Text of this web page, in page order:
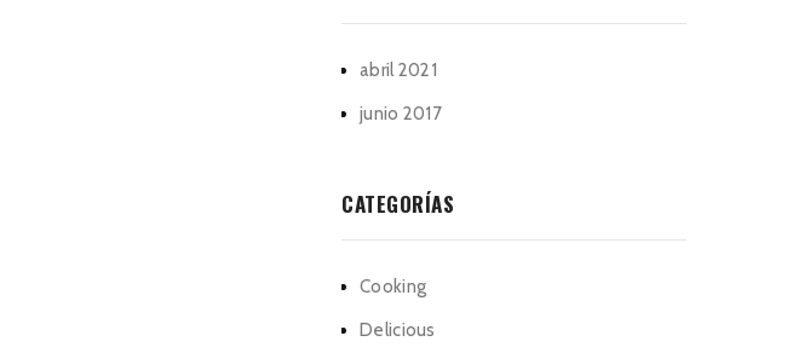
abril 2021
junio 2017
CATEGORÍAS
Cooking
Delicious